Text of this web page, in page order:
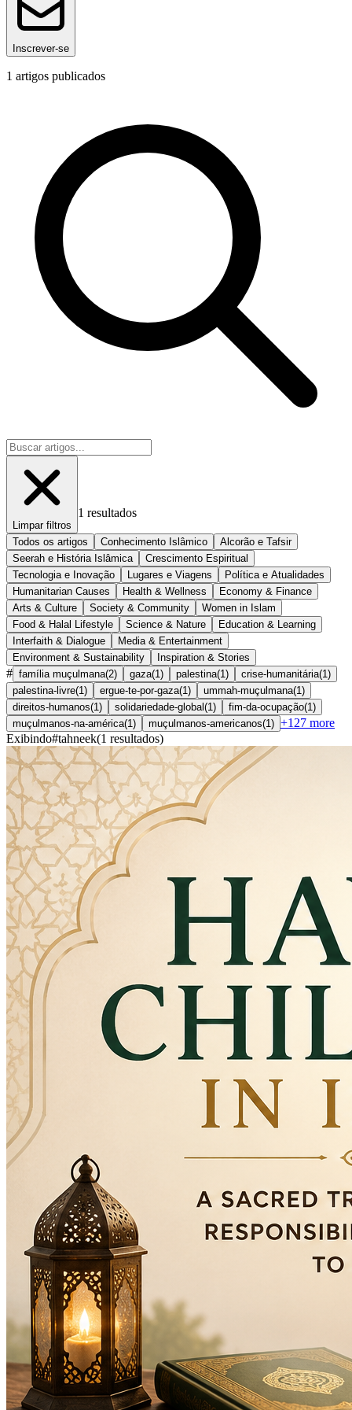
Inscrever-se
1 artigos publicados
Limpar filtros
1 resultados
Todos os artigos Conhecimento Islâmico
Alcorão e Tafsir
Seerah e História Islâmica
Crescimento Espiritual
Tecnologia e Inovação
Lugares e Viagens
Política e Atualidades
Humanitarian Causes
Health & Wellness
Economy & Finance
Arts & Culture
Society & Community
Women in Islam
Food & Halal Lifestyle
Science & Nature
Education & Learning
Interfaith & Dialogue
Media & Entertainment
Environment & Sustainability
Inspiration & Stories
# família muçulmana(2) gaza(1 ) palestina(1 ) crise-humanitária(1 )
palestina-livre(1 ) ergue-te-por-gaza(1 ) ummah-muçulmana(1 )
direitos-humanos(1 ) solidariedade-global (1 ) fim-da-ocupação(1 )
muçulmanos-na-américa(1 ) muçulmanos-americanos(1 ) +127 more
Exibindo#tahneek(1 resultados)